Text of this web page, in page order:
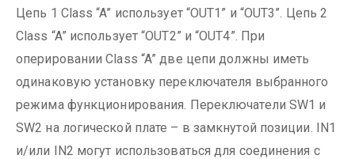
Цепь 1 Class “A” использует “OUT1” и “OUT3”. Цепь 2
Class “A” использует “OUT2” и “OUT4”. При
оперировании Class “A” две цепи должны иметь
одинаковую установку переключателя выбранного
режима функционирования. Переключатели SW1 и
SW2 на логической плате – в замкнутой позиции. IN1
и/или IN2 могут использоваться для соединения с